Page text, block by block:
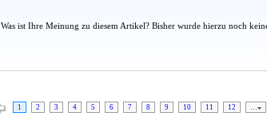
Was ist Ihre Meinung zu diesem Artikel? Bisher wurde hierzu noch
1 2 3 4 5 6 7 8 9 10 11 12